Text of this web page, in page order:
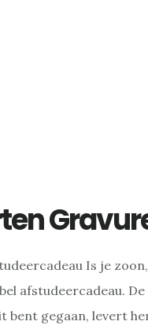
Is je
afstudeercadeau.
bent gegaan, levert